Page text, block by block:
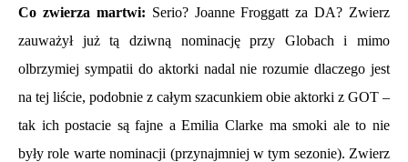
Co zwierza martwi: Serio? Joanne Froggatt za DA? Zwierz
zauważył już tą dziwną nominację przy Globach i mimo
olbrzymiej sympatii do aktorki nadal nie rozumie dlaczego jest
na tej liście, podobnie z całym szacunkiem obie aktorki z GOT –
tak ich postacie są fajne a Emilia Clarke ma smoki ale to nie
były role warte nominacji (przynajmniej w tym sezonie). Zwierz